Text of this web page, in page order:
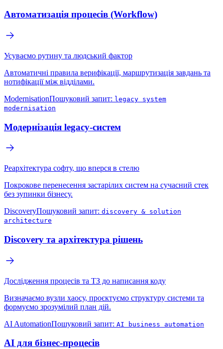
Автоматизація процесів (Workflow)
Усуваємо рутину та людський фактор
Автоматичні правила верифікації, маршрутизація завдань та
нотифікації між відділами.
ModernisationПошуковий запит: legacy system
modernisation
Модернізація legacy-систем
Реархітектура софту, що вперся в стелю
Покрокове перенесення застарілих систем на сучасний стек
без зупинки бізнесу.
DiscoveryПошуковий запит: discovery & solution
architecture
Discovery та архітектура рішень
Дослідження процесів та ТЗ до написання коду
Визначаємо вузли хаосу, проєктуємо структуру системи та
формуємо зрозумілий план дій.
AI AutomationПошуковий запит: AI business automation
AI для бізнес-процесів